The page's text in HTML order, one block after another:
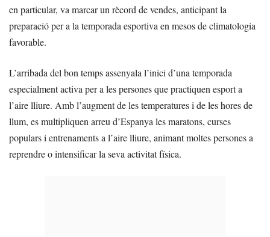
en particular, va marcar un rècord de vendes, anticipant la
preparació per a la temporada esportiva en mesos de climatologia
favorable.
L’arribada del bon temps assenyala l’inici d’una temporada
especialment activa per a les persones que practiquen esport a
l’aire lliure. Amb l’augment de les temperatures i de les hores de
llum, es multipliquen arreu d’Espanya les maratons, curses
populars i entrenaments a l’aire lliure, animant moltes persones a
reprendre o intensificar la seva activitat física.